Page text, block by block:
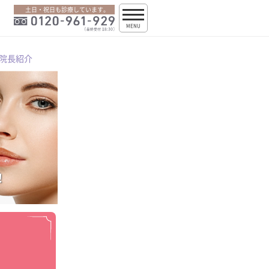
土日・祝日も診療しています。
MENU
長紹介